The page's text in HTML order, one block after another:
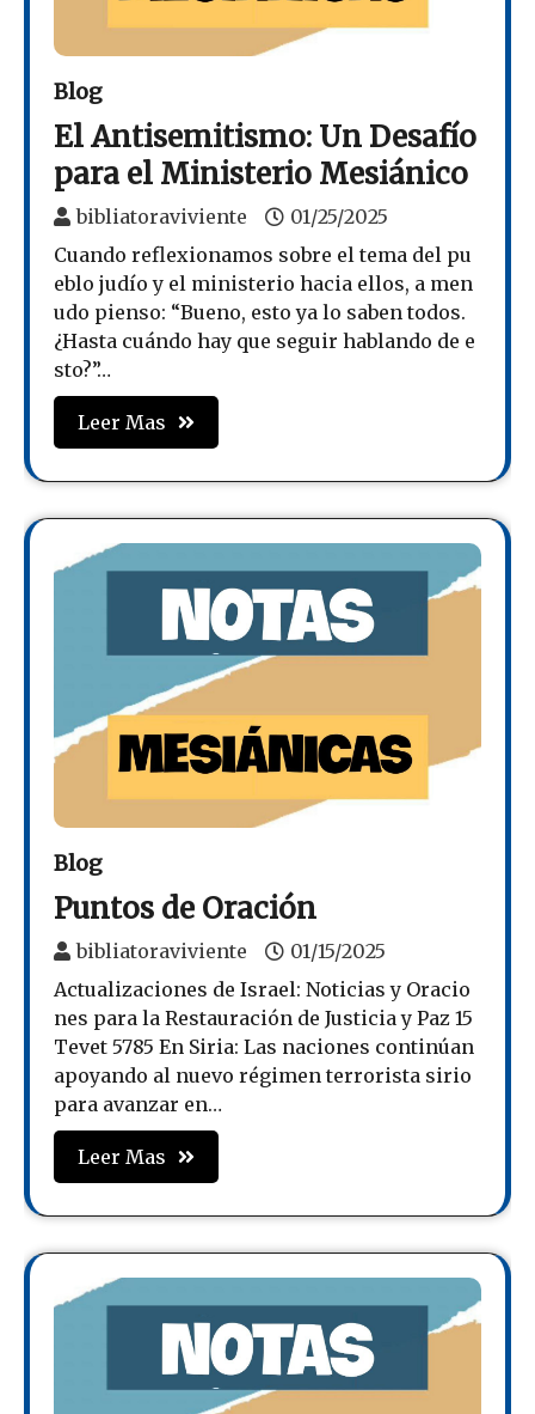
Blog
El Antisemitismo: Un Desafío
para el Ministerio Mesiánico
bibliatoraviviente
01/25/2025
Cuando reflexionamos sobre el tema del pu
eblo judío y el ministerio hacia ellos, a men
udo pienso: “Bueno, esto ya lo saben todos.
¿Hasta cuándo hay que seguir hablando de e
sto?”…
Leer Mas
Blog
Puntos de Oración
bibliatoraviviente
01/15/2025
Actualizaciones de Israel: Noticias y Oracio
nes para la Restauración de Justicia y Paz 15
Tevet 5785 En Siria: Las naciones continúan
apoyando al nuevo régimen terrorista sirio
para avanzar en…
Leer Mas